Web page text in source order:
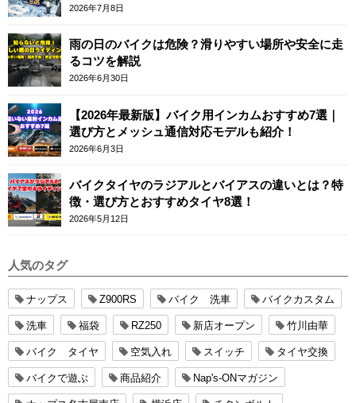
テム
2026年7月8日
雨の日のバイクは危険？滑りやすい場所や安全に走
るコツを解説
2026年6月30日
【2026年最新版】バイク用インカムおすすめ7選｜
選び方とメッシュ通信対応モデルも紹介！
2026年6月3日
バイクタイヤのラジアルとバイアスの違いとは？特
徴・選び方とおすすめタイヤ8選！
2026年5月12日
人気のタグ
ナップス Z900RS バイク 洗車 バイクカスタム
洗車 福袋 RZ250 新店オープン 竹川由華
バイク タイヤ 空気入れ スイッチ タイヤ交換
バイクで遊ぶ 商品紹介 Nap's-ONマガジン